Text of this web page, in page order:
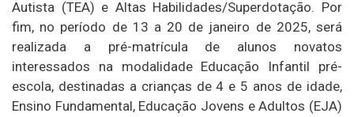
Autista (TEA) e Altas Habilidades/Superdotação. Por
fim, no período de 13 a 20 de janeiro de 2025, será
realizada a pré-matrícula de alunos novatos
interessados na modalidade Educação Infantil pré-
escola, destinadas a crianças de 4 e 5 anos de idade,
Ensino Fundamental, Educação Jovens e Adultos (EJA)